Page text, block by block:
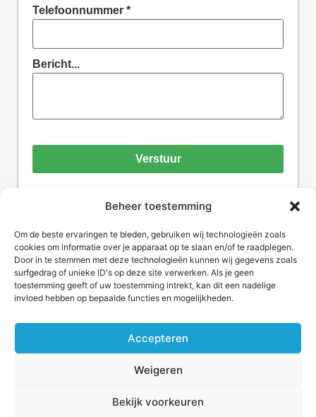
Beheer toestemming
Om de beste ervaringen te bieden, gebruiken wij technologieën zoals
cookies om informatie over je apparaat op te slaan en/of te raadplegen.
Door in te stemmen met deze technologieën kunnen wij gegevens zoals
surfgedrag of unieke ID's op deze site verwerken. Als je geen
toestemming geeft of uw toestemming intrekt, kan dit een nadelige
invloed hebben op bepaalde functies en mogelijkheden.
Accepteren
Weigeren
Bekijk voorkeuren
Telefoonnummer *
Bericht...
Verstuur
Home
Nieuwsbrief
Plafond&Wand.info
Actueel
Project
Algemene
Voorwaarden